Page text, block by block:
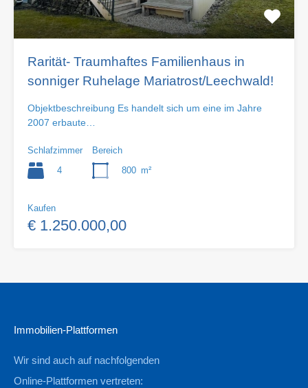
Rarität- Traumhaftes Familienhaus in
sonniger Ruhelage Mariatrost/Leechwald!
Objektbeschreibung Es handelt sich um eine im Jahre
2007 erbaute…
Schlafzimmer
4
Bereich
800 m²
Kaufen
€ 1.250.000,00
Immobilien-Plattformen
Wir sind auch auf nachfolgenden
Online-Plattformen vertreten: